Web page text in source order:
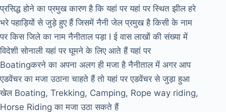
प्रसिद्ध होने का प्रमुख कारण है कि यहां पर यहां पर स्थित झील हरे
भरे पहाड़ियों से जुड़े हुए हैं जिसमें नैनी जेल प्रमुख है किसी के नाम
पर किस जिले का नाम नैनीताल पड़ा I ई वास लाखों की संख्या में
विदेशी सोनाली यहां पर घूमने के लिए आते हैं यहां पर
Boatingकरने का अपना अलग ही मजा है नैनीताल में अगर आप
एडवेंचर का मजा उठाना चाहते हैं तो यहां पर एडवेंचर से जुड़ा हुआ
खेल Boating, Trekking, Camping, Rope way riding,
Horse Riding का मजा उठा सकते हैं